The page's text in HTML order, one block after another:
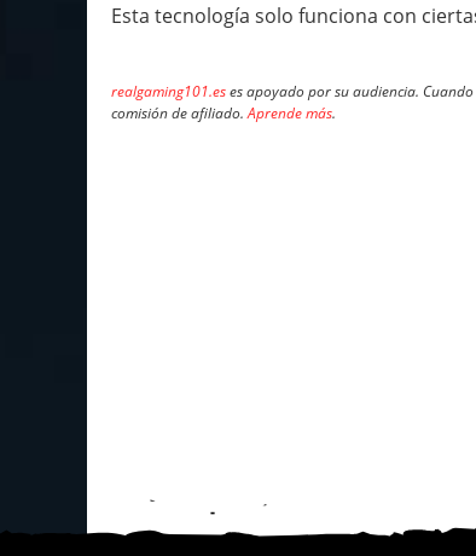
Esta tecnología solo funciona con
realgaming101.eses apoyado por su audiencia.
comisión de afiliado.Aprende más.